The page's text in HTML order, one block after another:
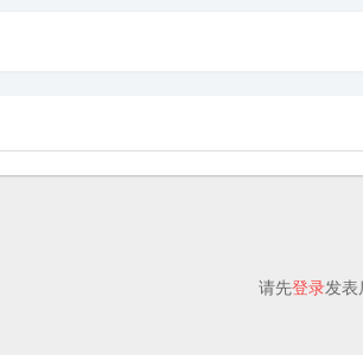
请先登录发表